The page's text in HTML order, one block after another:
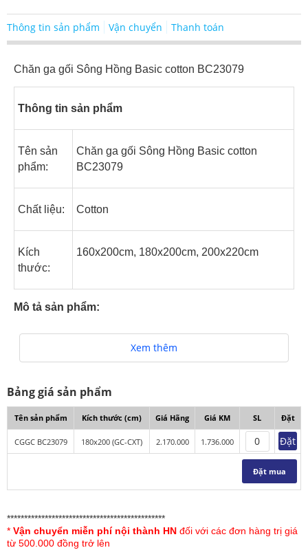
Thông tin sản phẩm Vận chuyển Thanh toán
Chăn ga gối Sông Hồng Basic cotton BC23079
Thông tin sản phẩm
Tên sản
phẩm:
Chăn ga gối Sông Hồng Basic cotton
BC23079
Chất liệu: Cotton
Kích
thước:
160x200cm, 180x200cm, 200x220cm
Mô tả sản phẩm:
Bộ chăn ga gối Sông Hồng Basic cotton BC23079 là một
trong những mẫu sản phẩm thuộc bộ sưu tập Chăn ga
gối Sông Hồng Basic mới nhất 2023 - 2024 với thiết kế
chủ đạo, kết hợp họa tiết hoa nhẹ nhàng tinh tế. Chất vải
cotton mềm mại, phù hợp cho mọi lứa tuổi.
Xem thêm
Bảng giá sản phẩm
Tên sản phẩm Kích thước (cm) Giá Hãng Giá KM SL Đặt
CGGC BC23079 180x200 (GC-CXT) 2.170.000 1.736.000 Đặt
Đặt mua
**********************************************
* Vận chuyển miễn phí nội thành HN đối với các đơn hàng trị giá
từ 500.000 đồng trở lên